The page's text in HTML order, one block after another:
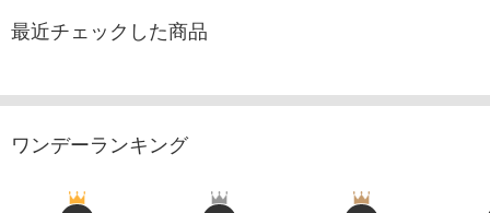
最近チェックした商品
ワンデーランキング